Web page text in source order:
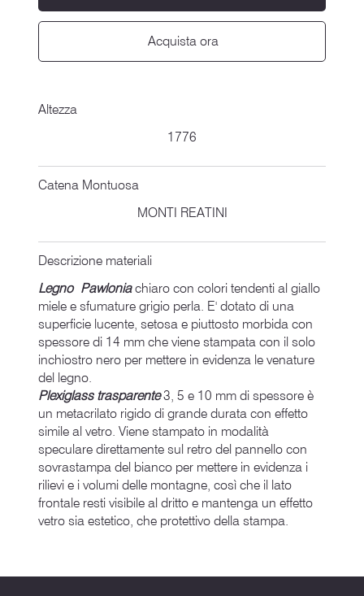
Acquista ora
Altezza
1776
Catena Montuosa
MONTI REATINI
Descrizione materiali
Legno Pawloniachiaro con colori tendenti al giallo
miele e sfumature grigio perla. E' dotato di una
superficie lucente, setosa e piuttosto morbida con
spessore di 14 mm che viene stampata con il solo
inchiostro nero per mettere in evidenza le venature
del legno.
Plexiglass trasparente3, 5 e 10 mm di spessore è
un metacrilato rigido di grande durata con effetto
simile al vetro. Viene stampato in modalità
speculare direttamente sul retro del pannello con
sovrastampa del bianco per mettere in evidenza i
rilievi e i volumi delle montagne, così che il lato
frontale resti visibile al dritto e mantenga un effetto
vetro sia estetico, che protettivo della stampa.